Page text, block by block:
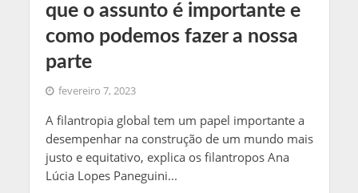
que o assunto é importante e
como podemos fazer a nossa
parte
fevereiro 7, 2023
A filantropia global tem um papel importante a
desempenhar na construção de um mundo mais
justo e equitativo, explica os filantropos Ana
Lúcia Lopes Paneguini...